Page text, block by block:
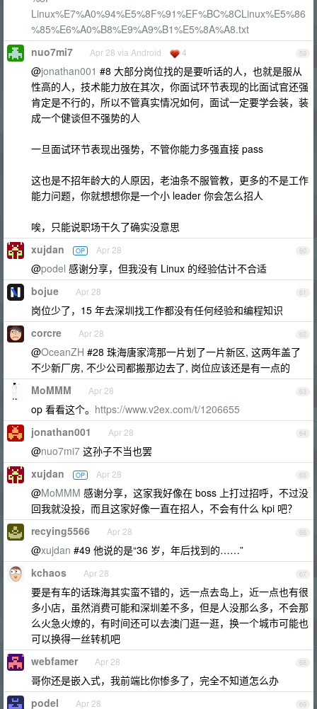
Linux%E7%A0%94%E5%8F%91%EF%BC%8CLinux%E5%86
%85%E6%A0%B8%E9%A9%B1%E5%8A%A8.txt
59
nuo7mi7 Apr 28 via Android 4
@jonathan001 #8 大部分岗位找的是要听话的人，也就是服从
性高的人，技术能力放在其次，你面试环节表现的比面试官还强
肯定是不行的，所以不管真实情况如何，面试一定要学会装，装
成一个健谈但不强势的人
一旦面试环节表现出强势，不管你能力多强直接 pass
这也是不招年龄大的人原因，老油条不服管教，更多的不是工作
能力问题，你就想想你是一个小 leader 你会怎么招人
唉，只能说职场干久了确实没意思
60
xujdan OP Apr 28
@podel 感谢分享，但我没有 Linux 的经验估计不合适
61
bojue Apr 28
岗位少了，15 年去深圳找工作都没有任何经验和编程知识
62
corcre Apr 28
@OceanZH #28 珠海唐家湾那一片划了一片新区, 这两年盖了
不少新厂房, 不少公司都搬那边去了, 岗位应该还是有一点的
63
MoMMM Apr 28
op 看看这个。 https://www.v2ex.com/t/1206655
64
jonathan001 Apr 28
@nuo7mi7 这孙子不当也罢
65
xujdan OP Apr 28
@MoMMM 感谢分享，这家我好像在 boss 上打过招呼，不过没
回我就没投，而且这家好像一直在招人，不会有什么 kpi 吧？
66
recying5566 Apr 28
@xujdan #49 他说的是“36 岁，年后找到的……”
67
kchaos Apr 28
要是有车的话珠海其实蛮不错的，远一点去岛上，近一点也有很
多小店，虽然消费可能和深圳差不多，但是人没那么多，不会那
么火急火燎的，有时间还可以去澳门逛一逛，换一个城市可能也
可以换得一丝转机吧
68
webfamer Apr 28
哥你还是嵌入式，我前端比你惨多了，完全不知道怎么办
69
podel Apr 28